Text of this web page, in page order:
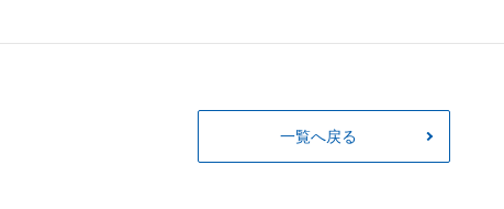
一覧へ戻る